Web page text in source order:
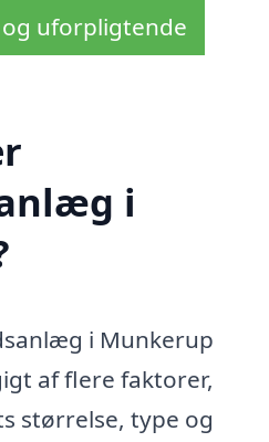
uforpligtende
i
i Munkerup
af flere faktorer,
størrelse, type og